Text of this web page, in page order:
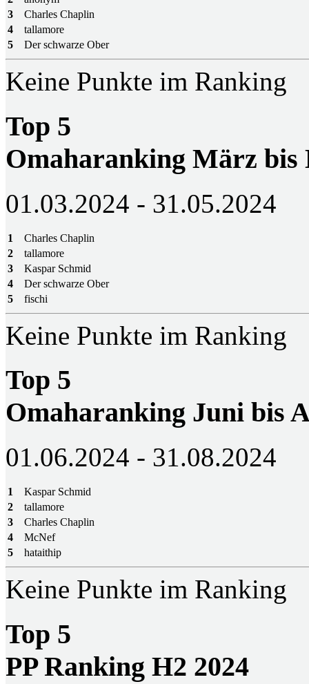
3
Charles Chaplin
4
tallamore
5
Der schwarze Ober
Keine Punkte im Ranking
Top 5
Omaharanking März bis
01.03.2024 - 31.05.2024
1
Charles Chaplin
2
tallamore
3
Kaspar Schmid
4
Der schwarze Ober
5
fischi
Keine Punkte im Ranking
Top 5
Omaharanking Juni bis
01.06.2024 - 31.08.2024
1
Kaspar Schmid
2
tallamore
3
Charles Chaplin
4
McNef
5
hataithip
Keine Punkte im Ranking
Top 5
PP Ranking H2 2024